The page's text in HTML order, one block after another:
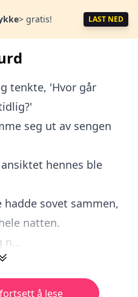
> gratis! LAST NED
tenkte, 'Hvor går
seg ut av sengen
hennes ble
sovet sammen,
natten.
n...
å lese